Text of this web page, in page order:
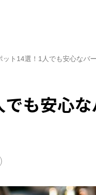
ット14選！1人でも安心なバ
も安心な